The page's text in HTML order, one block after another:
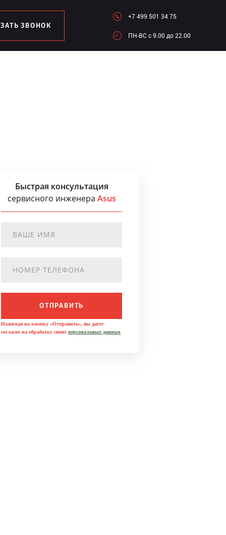
ЗВОНОК
+7 499 501 34 75
ПН-ВC c 9.00 до 22.00
Быстрая консультация
сервисного инженера Asus
ОТПРАВИТЬ
Нажимая на кнопку «Отправить», вы даете
согласие на обработку своих персональных данных